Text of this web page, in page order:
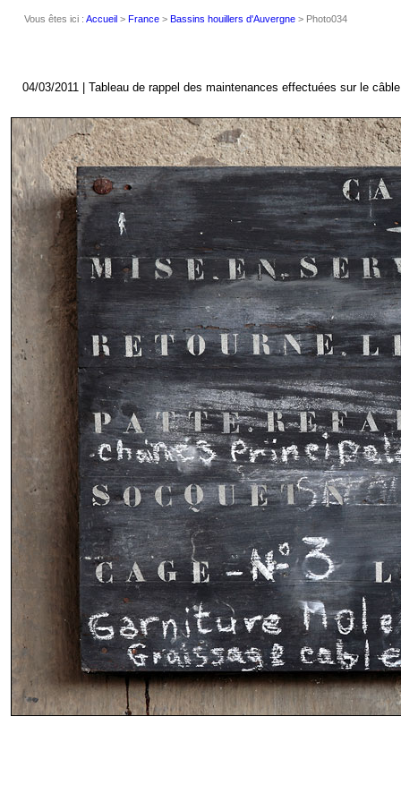
Vous êtes ici : Accueil > France > Bassins houillers d'Auvergne > Photo034
04/03/2011 | Tableau de rappel des maintenances effectuées sur le